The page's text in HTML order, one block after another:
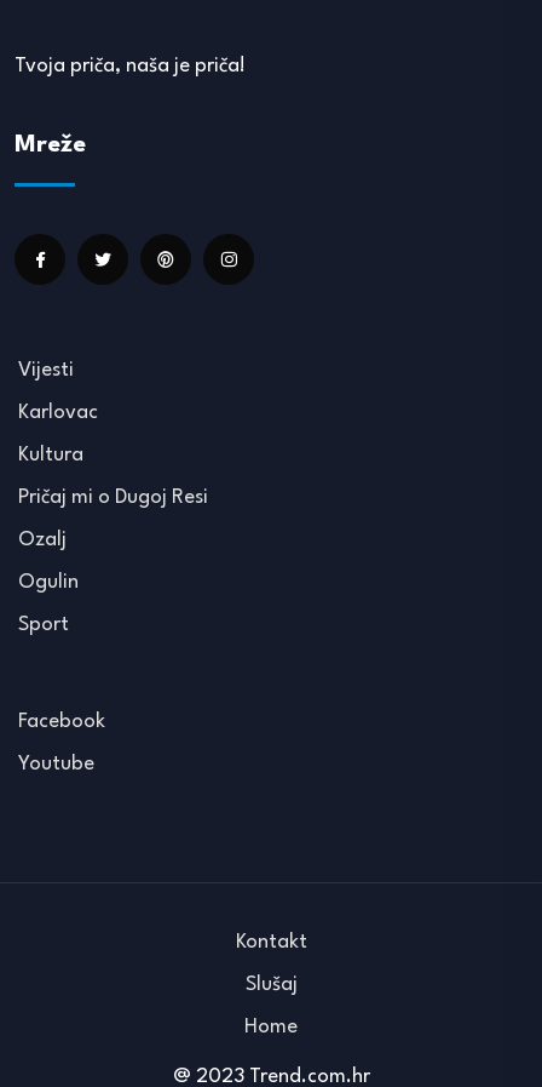
Tvoja priča, naša je priča!
Mreže
Vijesti
Karlovac
Kultura
Pričaj mi o Dugoj Resi
Ozalj
Ogulin
Sport
Facebook
Youtube
@ 2023 Trend.com.hr
Kontakt
Slušaj
Home